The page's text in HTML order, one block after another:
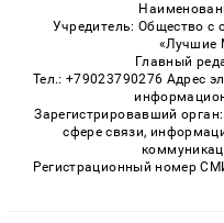
Учредитель: Общество с
«Лучшие
Главный
Тел.: +79023790276 Адрес
Зарегистрировавший
сфере связи,
Регистрационный номер